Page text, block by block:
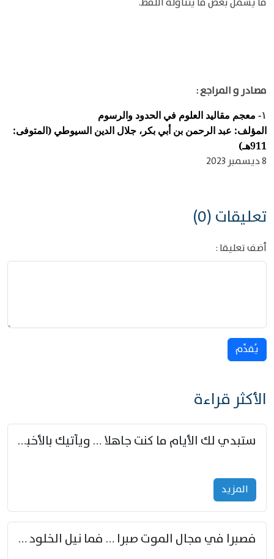
مصادر و المراجع :
١-
معجم مقاليد العلوم في الحدود والرسوم
المؤلف: عبد الرحمن بن أبي بكر، جلال الدين السيوطي (المتوفى:
911هـ)
8 ديسمبر 2023
تعليقات (0)
أضف تعليقا :
يُقدِّم
الأكثر قراءة
ستبدي لك الأيام ما كنت جاهلا … ويأتيك بالأخبار من لم تزوّد
المزید
فصبرا في مجال الموت صبرا … فما نيل الخلود بمستطاع